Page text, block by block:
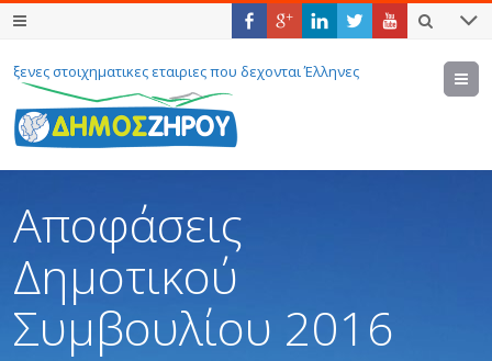
ξενες στοιχηματικες εταιριες που δεχονται Έλληνες
Αποφάσεις
Δημοτικού
Συμβουλίου 2016